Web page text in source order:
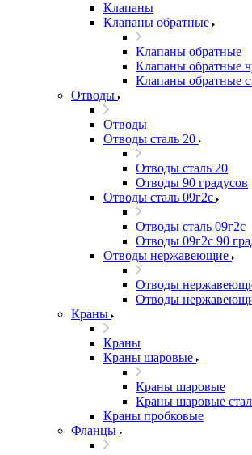
Клапаны
Клапаны обратные
Клапаны обратные
Клапаны обратные
Клапаны обратные
Отводы
Отводы
Отводы сталь 20
Отводы сталь 20
Отводы 90 градусов
Отводы сталь 09г2с
Отводы сталь 09г2с
Отводы 09г2с 90
Отводы нержавеющие
Отводы
Отводы
Краны
Краны
Краны шаровые
Краны шаровые
Краны шаровые
Краны пробковые
Фланцы